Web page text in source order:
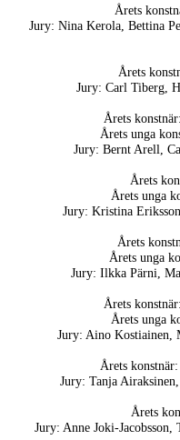
Årets
Jury: Nina Kerola, Bettina
Årets
Jury: Carl Tiberg,
Årets konstnär:
Årets unga
Jury: Bernt Arell,
Årets
Årets unga
Jury: Kristina
Årets
Årets unga
Jury: Ilkka Pärni,
Årets konstnär:
Årets unga
Jury: Aino Kostiainen,
Årets konstnär:
Jury: Tanja
Årets
Jury: Anne Joki-Jacobsson,